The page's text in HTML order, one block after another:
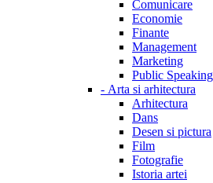
Comunicare
Economie
Finante
Management
Marketing
Public Speaking
- Arta si arhitectura
Arhitectura
Dans
Desen si pictura
Film
Fotografie
Istoria artei